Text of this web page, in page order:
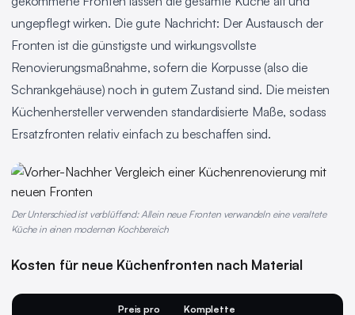
ungepflegt wirken. Die gute Nachricht: Der Austausch der
Fronten ist die günstigste und wirkungsvollste
Renovierungsmaßnahme, sofern die Korpusse (also die
Schrankgehäuse) noch in gutem Zustand sind. Die meisten
Küchenhersteller verwenden standardisierte Maße, sodass
Ersatzfronten relativ einfach zu beschaffen sind.
Der Unterschied ist verblüffend: Allein neue Fronten verwandeln eine veraltete
Küche in einen modernen Kochbereich
Kosten für neue Küchenfronten nach Material
Preis pro Komplette